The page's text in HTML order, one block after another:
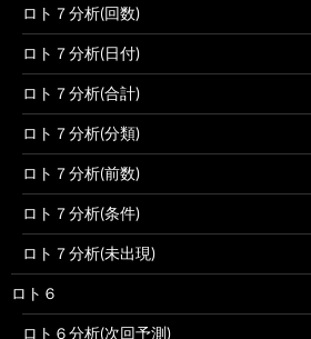
ロト７分析(回数)
ロト７分析(日付)
ロト７分析(合計)
ロト７分析(分類)
ロト７分析(前数)
ロト７分析(条件)
ロト７分析(未出現)
ロト６
ロト６分析(次回予測)